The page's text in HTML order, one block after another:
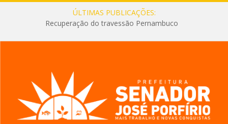
ÚLTIMAS PUBLICAÇÕES:
Recuperação do travessão Pernambuco